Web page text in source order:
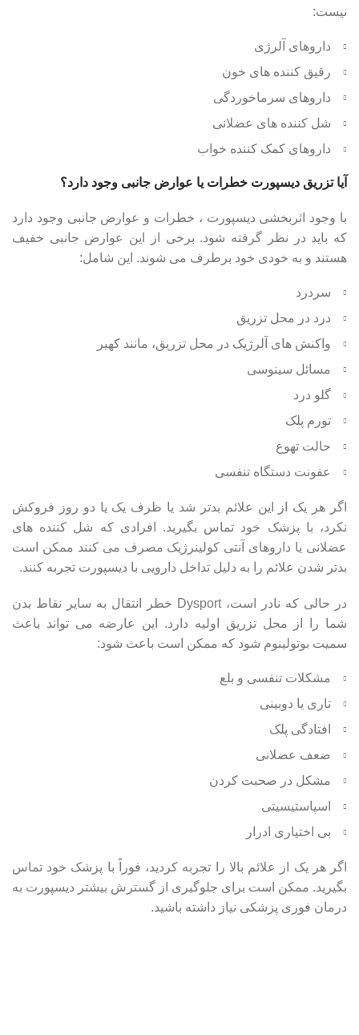
نیست:
داروهای آلرژی
رقیق کننده های خون
داروهای سرماخوردگی
شل کننده های عضلانی
داروهای کمک کننده خواب
آیا تزریق دیسپورت خطرات یا عوارض جانبی وجود دارد؟
با وجود اثربخشی دیسپورت ، خطرات و عوارض جانبی وجود دارد
که باید در نظر گرفته شود. برخی از این عوارض جانبی خفیف
هستند و به خودی خود برطرف می شوند. این شامل:
سردرد
درد در محل تزریق
واکنش های آلرژیک در محل تزریق، مانند کهیر
مسائل سینوسی
گلو درد
تورم پلک
حالت تهوع
عفونت دستگاه تنفسی
اگر هر یک از این علائم بدتر شد یا ظرف یک یا دو روز فروکش
نکرد، با پزشک خود تماس بگیرید. افرادی که شل کننده های
عضلانی یا داروهای آنتی کولینرژیک مصرف می کنند ممکن است
بدتر شدن علائم را به دلیل تداخل دارویی با دیسپورت تجربه کنند.
در حالی که نادر است، Dysport خطر انتقال به سایر نقاط بدن
شما را از محل تزریق اولیه دارد. این عارضه می تواند باعث
سمیت بوتولینوم شود که ممکن است باعث شود:
مشکلات تنفسی و بلع
تاری یا دوبینی
افتادگی پلک
ضعف عضلانی
مشکل در صحبت کردن
اسپاستیسیتی
بی اختیاری ادرار
اگر هر یک از علائم بالا را تجربه کردید، فوراً با پزشک خود تماس
بگیرید. ممکن است برای جلوگیری از گسترش بیشتر دیسپورت به
درمان فوری پزشکی نیاز داشته باشید.